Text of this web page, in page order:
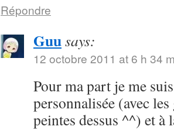
Répondre
Guusays:
12 octobre 2011 at 6 h 34
Pour ma part je me
personnalisée (avec
peintes dessus ^^) et à